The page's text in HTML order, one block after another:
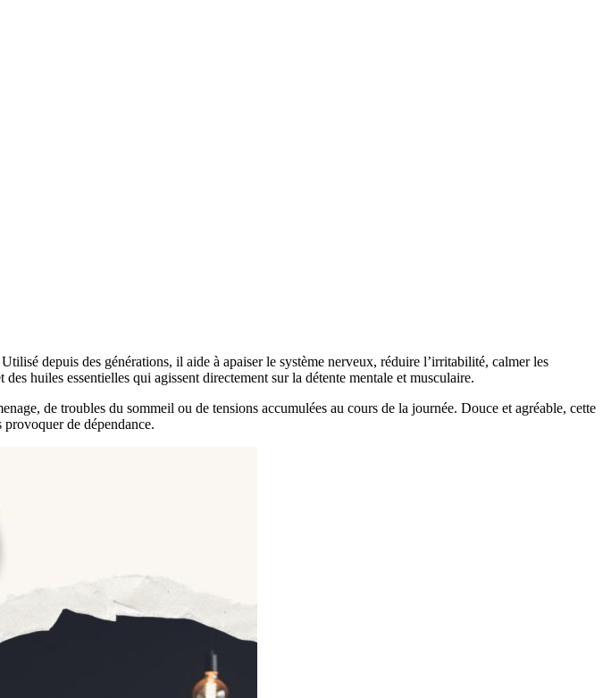
depuis des générations, il aide à apaiser le système nerveux, réduire l’irritabilité, calmer les
huiles essentielles qui agissent directement sur la détente mentale et musculaire.
de troubles du sommeil ou de tensions accumulées au cours de la journée. Douce et agréable, cette
de dépendance.